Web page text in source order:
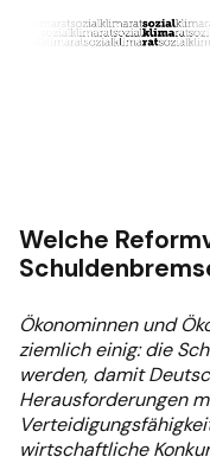
Welche
Ökonominnen und
ziemlich einig: die
werden, damit
Herausforderungen
wirtschaftliche